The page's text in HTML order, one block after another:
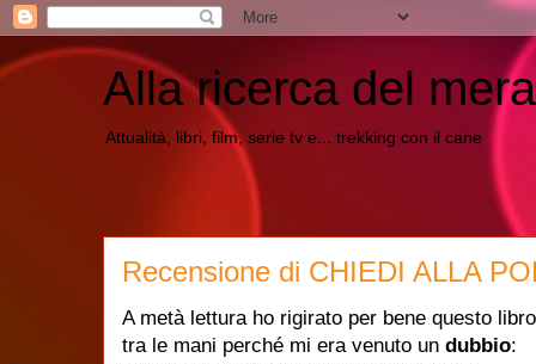
Alla ricerca del
Attualità, libri, film, serie tv e... trekking con il cane
Recensione di CHIEDI ALLA
A metà lettura ho rigirato per bene questo libro
tra le mani perché mi era venuto un dubbio: